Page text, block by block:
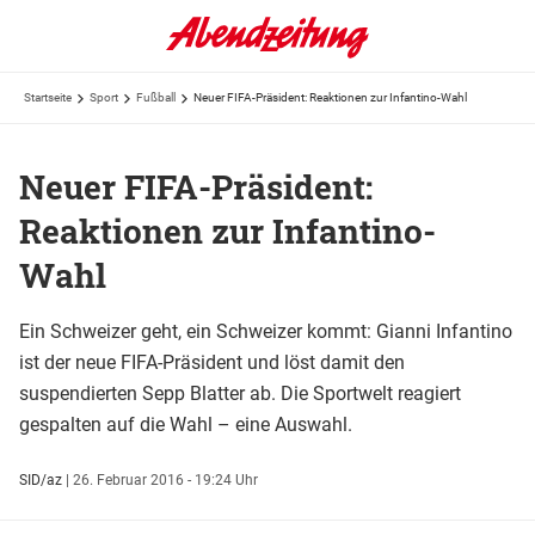
Startseite Sport Fußball Neuer FIFA-Präsident: Reaktionen zur Infantino-Wahl
Neuer FIFA-Präsident:
Reaktionen zur Infantino-
Wahl
Ein Schweizer geht, ein Schweizer kommt: Gianni Infantino
ist der neue FIFA-Präsident und löst damit den
suspendierten Sepp Blatter ab. Die Sportwelt reagiert
gespalten auf die Wahl – eine Auswahl.
SID/az | 26. Februar 2016 - 19:24 Uhr